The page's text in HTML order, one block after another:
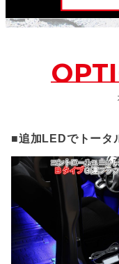
■追加LEDでトータ